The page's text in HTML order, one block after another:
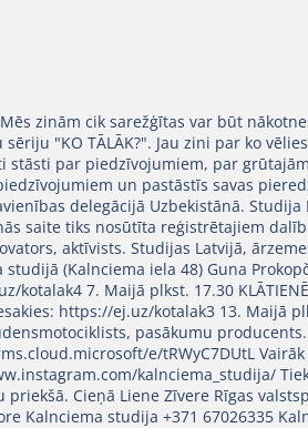
zinām cik sarežģītas var būt
sēriju "KO TĀLĀK?". Jau zini par ko
stāsti par piedzīvojumiem, par
un pastāstīs savas
delegācijā Uzbekistānā.
saite tiks nosūtīta reģistrētajiem
aktīvists. Studijas Latvijā,
studijā (Kalnciema iela 48) Guna
kotalak4 7. Maijā plkst. 17.30
https://ej.uz/kotalak3 13. Maijā
pasākumu
e/tRWyC7DUtL
kalnciema_studija/
priekšā. Cieņā Liene Zīvere Rīgas
Kalnciema studija +371 67026335